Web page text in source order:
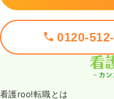
0120-
看護roo!転職とは